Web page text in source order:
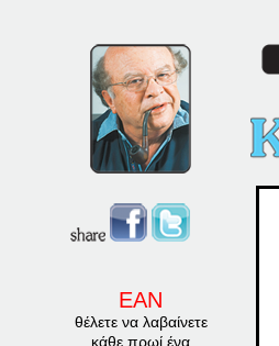
ΕΑΝ
θέλετε να λαβαίνετε
κάθε πρωί ένα